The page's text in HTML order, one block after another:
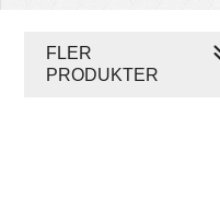
FLER
PRODUKTER